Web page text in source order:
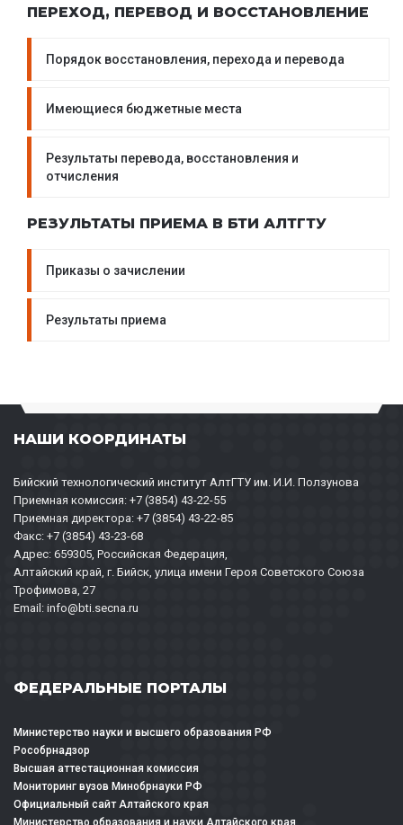
ПЕРЕХОД, ПЕРЕВОД И ВОССТАНОВЛЕНИЕ
Порядок восстановления, перехода и перевода
Имеющиеся бюджетные места
Результаты перевода, восстановления и
отчисления
РЕЗУЛЬТАТЫ ПРИЕМА В БТИ АЛТГТУ
Приказы о зачислении
Результаты приема
НАШИ КООРДИНАТЫ
Бийский технологический институт АлтГТУ им. И.И. Ползунова
Приемная комиссия: +7 (3854) 43-22-55
Приемная директора: +7 (3854) 43-22-85
Факс: +7 (3854) 43-23-68
Адрес: 659305, Российская Федерация,
Алтайский край, г. Бийск, улица имени Героя Советского Союза
Трофимова, 27
Email: info@bti.secna.ru
ФЕДЕРАЛЬНЫЕ ПОРТАЛЫ
Министерство науки и высшего образования РФ
Рособрнадзор
Высшая аттестационная комиссия
Мониторинг вузов Минобрнауки РФ
Официальный сайт Алтайского края
Министерство образования и науки Алтайского края